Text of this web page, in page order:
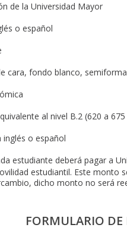
de la Universidad Mayor
o español
cara, fondo blanco,
al nivel B.2 (620 a
inglés o español
estudiante deberá pagar a
estudiantil. Este monto
dicho monto no será
FORMULARIO